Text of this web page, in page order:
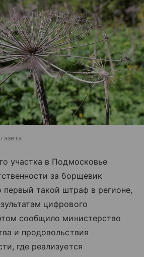
участка в Подмосковье
за борщевик
первый такой штраф в регионе,
цифрового
сообщило министерство
и продовольствия
где реализуется